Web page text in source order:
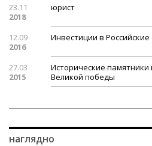
23.11
2018
юрист
12.09
2016
Инвестиции в
27.03
2015
Исторические
Великой победы
наглядно